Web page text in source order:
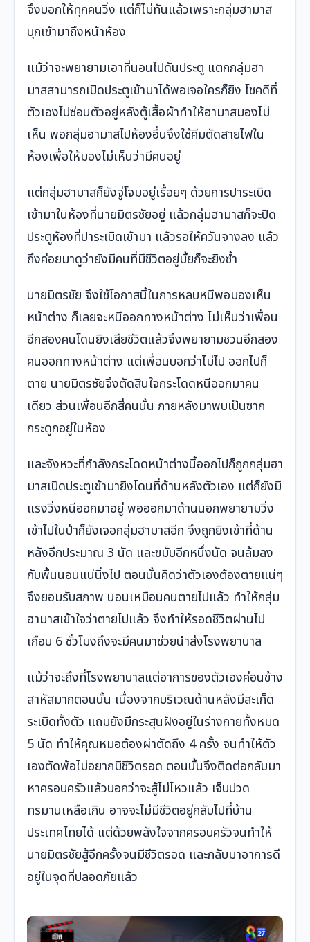
จึงบอกให้ทุกคนวิ่ง แต่ก็ไม่ทันแล้วเพราะกลุ่มฮามาส
บุกเข้ามาถึงหน้าห้อง
แม้ว่าจะพยายามเอาที่นอนไปดันประตู แตกกลุ่มฮา
มาสสามารถเปิดประตูเข้ามาได้พอเจอใครก็ยิง โชคดีที่
ตัวเองไปซ่อนตัวอยู่หลังตู้เสื้อผ้าทำให้ฮามาสมองไม่
เห็น พอกลุ่มฮามาสไปห้องอื่นจึงใช้คีมตัดสายไฟใน
ห้องเพื่อให้มองไม่เห็นว่ามีคนอยู่
แต่กลุ่มฮามาสก็ยังจู่โจมอยู่เรื่อยๆ ด้วยการปาระเบิด
เข้ามาในห้องที่นายมิตรชัยอยู่ แล้วกลุ่มฮามาสก็จะปิด
ประตูห้องที่ปาระเบิดเข้ามา แล้วรอให้ควันจางลง แล้ว
ถึงค่อยมาดูว่ายังมีคนที่มีชีวิตอยู่มั้ยก็จะยิงซ้ำ
นายมิตรชัย จึงใช้โอกาสนี้ในการหลบหนีพอมองเห็น
หน้าต่าง ก็เลยจะหนีออกทางหน้าต่าง ไม่เห็นว่าเพื่อน
อีกสองคนโดนยิงเสียชีวิตแล้วจึงพยายามชวนอีกสอง
คนออกทางหน้าต่าง แต่เพื่อนบอกว่าไม่ไป ออกไปก็
ตาย นายมิตรชัยจึงตัดสินใจกระโดดหนีออกมาคน
เดียว ส่วนเพื่อนอีกสี่คนนั้น ภายหลังมาพบเป็นซาก
กระดูกอยู่ในห้อง
และจังหวะที่กำลังกระโดดหน้าต่างนี้ออกไปก็ถูกกลุ่มฮา
มาสเปิดประตูเข้ามายิงโดนที่ด้านหลังตัวเอง แต่ก็ยังมี
แรงวิ่งหนีออกมาอยู่ พอออกมาด้านนอกพยายามวิ่ง
เข้าไปในป่าก็ยังเจอกลุ่มฮามาสอีก จึงถูกยิงเข้าที่ด้าน
หลังอีกประมาณ 3 นัด และขมับอีกหนึ่งนัด จนล้มลง
กับพื้นนอนแน่นิ่งไป ตอนนั้นคิดว่าตัวเองต้องตายแน่ๆ
จึงยอมรับสภาพ นอนเหมือนคนตายไปแล้ว ทำให้กลุ่ม
ฮามาสเข้าใจว่าตายไปแล้ว จึงทำให้รอดชีวิตผ่านไป
เกือบ 6 ชั่วโมงถึงจะมีคนมาช่วยนำส่งโรงพยาบาล
แม้ว่าจะถึงที่โรงพยาบาลแต่อาการของตัวเองค่อนข้าง
สาหัสมากตอนนั้น เนื่องจากบริเวณด้านหลังมีสะเก็ด
ระเบิดทั้งตัว แถมยังมีกระสุนฝังอยู่ในร่างกายทั้งหมด
5 นัด ทำให้คุณหมอต้องผ่าตัดถึง 4 ครั้ง จนทำให้ตัว
เองตัดพ้อไม่อยากมีชีวิตรอด ตอนนั้นจึงติดต่อกลับมา
หาครอบครัวแล้วบอกว่าจะสู้ไม่ไหวแล้ว เจ็บปวด
ทรมานเหลือเกิน อาจจะไม่มีชีวิตอยู่กลับไปที่บ้าน
ประเทศไทยได้ แต่ด้วยพลังใจจากครอบครัวจนทำให้
นายมิตรชัยสู้อีกครั้งจนมีชีวิตรอด และกลับมาอาการดี
อยู่ในจุดที่ปลอดภัยแล้ว